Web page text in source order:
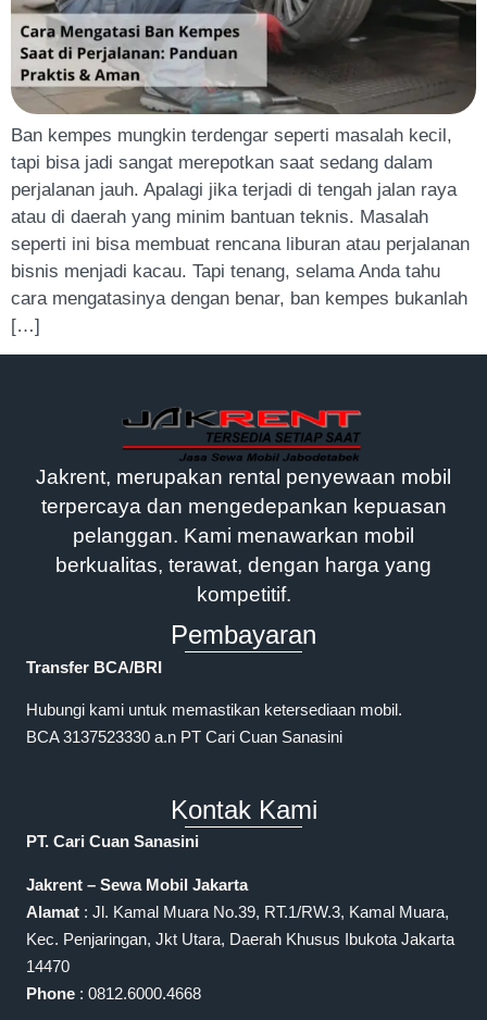
Ban kempes mungkin terdengar seperti masalah kecil,
tapi bisa jadi sangat merepotkan saat sedang dalam
perjalanan jauh. Apalagi jika terjadi di tengah jalan raya
atau di daerah yang minim bantuan teknis. Masalah
seperti ini bisa membuat rencana liburan atau perjalanan
bisnis menjadi kacau. Tapi tenang, selama Anda tahu
cara mengatasinya dengan benar, ban kempes bukanlah
[…]
Jakrent, merupakan rental penyewaan mobil
terpercaya dan mengedepankan kepuasan
pelanggan. Kami menawarkan mobil
berkualitas, terawat, dengan harga yang
kompetitif.
Pembayaran
Transfer BCA/BRI
Hubungi kami untuk memastikan ketersediaan mobil.
BCA 3137523330 a.n PT Cari Cuan Sanasini
Kontak Kami
PT. Cari Cuan Sanasini
Jakrent – Sewa Mobil Jakarta
Alamat : Jl. Kamal Muara No.39, RT.1/RW.3, Kamal Muara,
Kec. Penjaringan, Jkt Utara, Daerah Khusus Ibukota Jakarta
14470
Phone : 0812.6000.4668